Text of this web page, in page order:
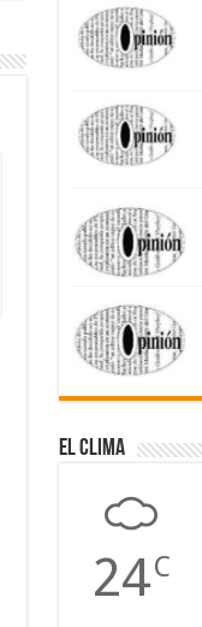
El Clima
24C